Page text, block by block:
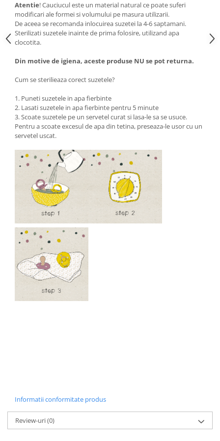
Atentie! Cauciucul este un material natural ce poate suferi
modificari ale formei si volumului pe masura utilizarii.
De aceea se recomanda inlocuirea suzetei la 4-6 saptamani.
Sterilizati suzetele inainte de prima folosire, utilizand apa
clocotita.
Din motive de igiena, aceste produse NU se pot returna.
Cum se sterilieaza corect suzetele?
1. Puneti suzetele in apa fierbinte
2. Lasati suzetele in apa fierbinte pentru 5 minute
3. Scoate suzetele pe un servetel curat si lasa-le sa se usuce.
Pentru a scoate excesul de apa din tetina, preseaza-le usor cu un
servetel uscat.
Informatii conformitate produs
Review-uri(0)